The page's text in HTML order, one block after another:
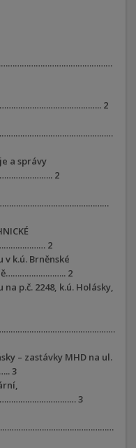
2
a správy
2
2
k.ú. Brněnské
2
p.č. 2248, k.ú. Holásky,
– zastávky MHD na ul.
3
3